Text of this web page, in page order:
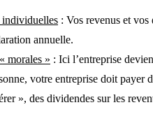
individuelles : Vos revenus et vos
annuelle.
morales » : Ici l’entreprise
votre entreprise doit payer
», des dividendes sur les